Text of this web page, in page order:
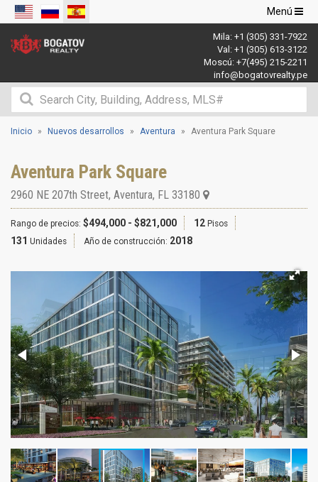
Navegación
de
palanca
Menú
Mila: +1 (305) 331-7922
Val: +1 (305) 613-3122
Moscú: +7(495) 215-2211
info@bogatovrealty.pe
Inicio Nuevos desarrollos Aventura Aventura Park Square
Aventura Park Square
2960 NE 207th Street, Aventura, FL 33180
Rango de precios: $494,000 - $821,000 12 Pisos
131 Unidades Año de construcción: 2018